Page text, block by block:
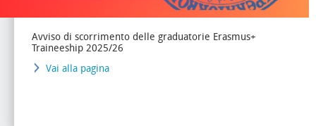
Avviso di scorrimento delle graduatorie Erasmus+
Traineeship 2025/26
Vai alla pagina